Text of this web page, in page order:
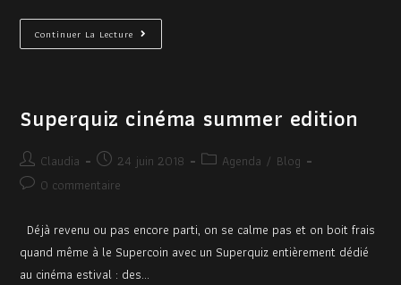
Continuer La Lecture
Superquiz cinéma summer edition
Claudia 24 juin 2018 Agenda / Blog
0 commentaire
Déjà revenu ou pas encore parti, on se calme pas et on boit frais
quand même à le Supercoin avec un Superquiz entièrement dédié
au cinéma estival : des…